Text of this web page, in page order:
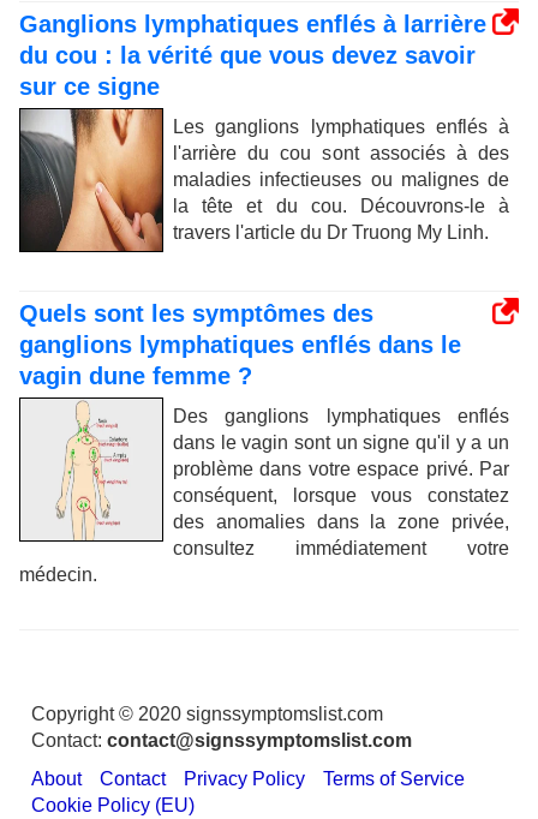
Ganglions lymphatiques enflés à larrière
du cou : la vérité que vous devez savoir
sur ce signe
Les ganglions lymphatiques enflés à
l'arrière du cou sont associés à des
maladies infectieuses ou malignes de
la tête et du cou. Découvrons-le à
travers l'article du Dr Truong My Linh.
Quels sont les symptômes des
ganglions lymphatiques enflés dans le
vagin dune femme ?
Des ganglions lymphatiques enflés
dans le vagin sont un signe qu'il y a un
problème dans votre espace privé. Par
conséquent, lorsque vous constatez
des anomalies dans la zone privée,
consultez immédiatement votre
médecin.
Copyright © 2020 signssymptomslist.com
Contact: contact@signssymptomslist.com
About
Contact Privacy Policy
Terms of Service
Cookie Policy (EU)